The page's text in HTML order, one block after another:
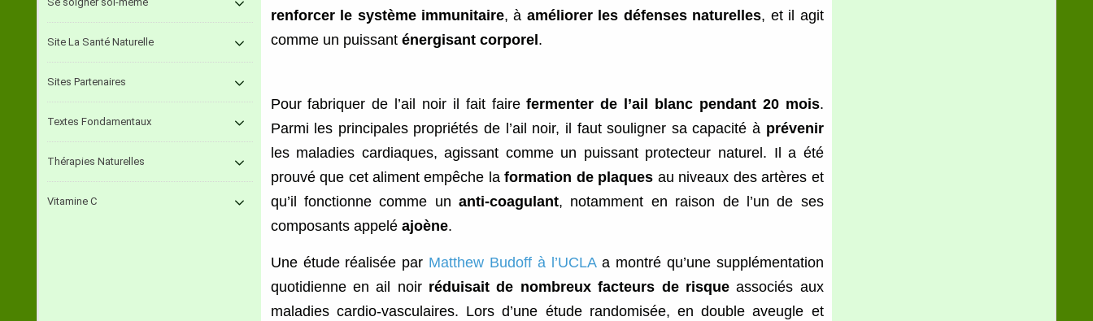
renforcer le système immunitaire, à améliorer les défenses naturelles, et il agit
comme un puissant énergisant corporel .
Pour fabriquer de l’ail noir il fait fairefermenter de l’ail blanc pendant 20 mois.
Parmi les principales propriétés de l’ail noir, il faut souligner sa capacité à prévenir
les maladies cardiaques, agissant comme un puissant protecteur naturel. Il a été
prouvé que cet aliment empêche laformation de plaques au niveaux des artères et
qu’il fonctionne comme unanti-coagulant, notamment en raison de l’un de ses
composants appelé ajoène.
Une étude réalisée par Matthew Budoff à l’UCLAa montré qu’une supplémentation
quotidienne en ail noir réduisait de nombreux facteurs de risqueassociés aux
maladies cardio-vasculaires. Lors d’une étude randomisée, en double aveugle et
Site La Santé Naturelle
Sites Partenaires
Textes Fondamentaux
Thérapies Naturelles
Vitamine C